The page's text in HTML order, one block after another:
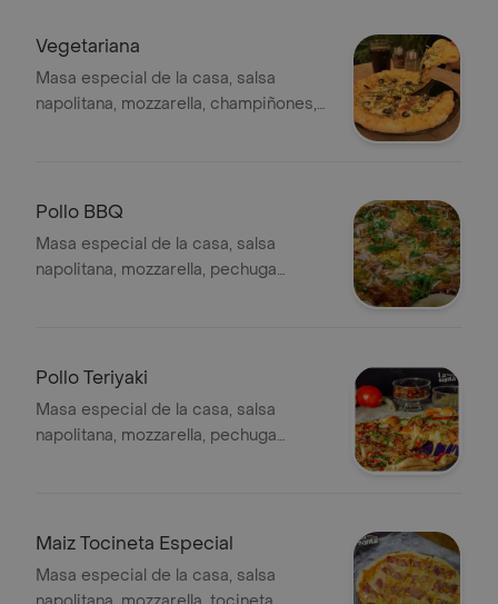
Vegetariana
Masa especial de la casa, salsa
napolitana, mozzarella, champiñones,
Pollo BBQ
Masa especial de la casa, salsa
napolitana, mozzarella, pechuga
Pollo Teriyaki
Masa especial de la casa, salsa
napolitana, mozzarella, pechuga
ajonjoli.
Maiz Tocineta Especial
Masa especial de la casa, salsa